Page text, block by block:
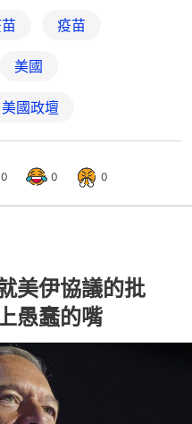
疫苗
美國
美國政壇
0 0 0
美伊協議的批
愚蠢的嘴